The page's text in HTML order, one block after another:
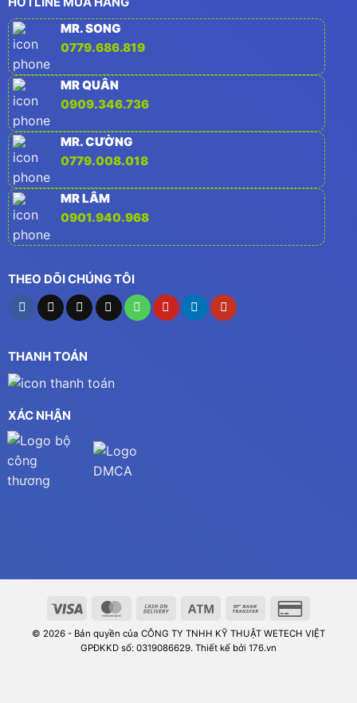
MR. SONG
0779.686.819
MR QUÂN
0909.346.736
MR. CƯỜNG
0779.008.018
MR LÂM
0901.940.968
THEO DÕI CHÚNG TÔI
THANH TOÁN
XÁC NHẬN
© 2026 - Bản quyền của CÔNG TY TNHH KỸ THUẬT WETECH VIỆT
GPĐKKD số: 0319086629. Thiết kế bởi 176.vn